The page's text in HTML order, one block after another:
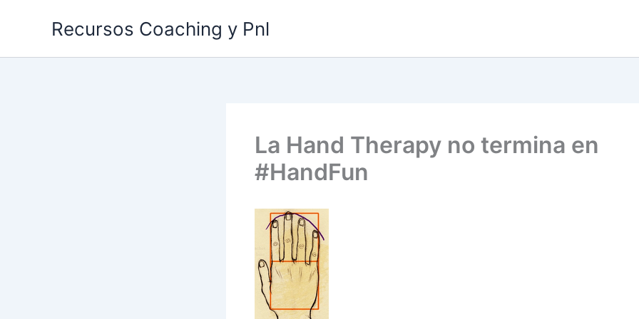
Recursos Coaching y Pnl
La Hand Therapy no termina en
#HandFun